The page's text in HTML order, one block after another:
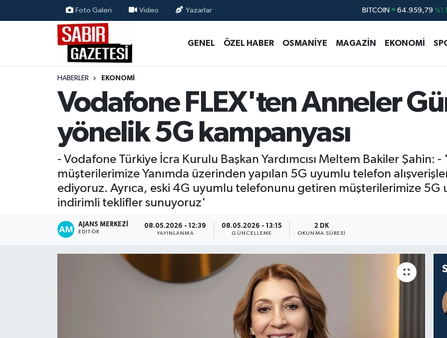
Foto Galeri Video Yazarlar DOLAR 47,7436
STERLİN 64,4811
BITCOIN 64.959,79
GENEL ÖZEL HABER OSMANİYE MAGAZİN EKONOMİ
HABERLER EKONOMI
Vodafone FLEX'ten Anneler
yönelik 5G kampanyası
- Vodafone Türkiye İcra Kurulu Başkan Yardımcısı Meltem Bakiler Şahin:
müşterilerimize Yanımda üzerinden yapılan 5G uyumlu telefon
ediyoruz. Ayrıca, eski 4G uyumlu telefonunu getiren müşterilerimize
indirimli teklifler sunuyoruz'
AJANS MERKEZI
EDITÖR
08.05.2026 - 12:39
YAYINLANMA
08.05.2026 - 13:15
GÜNCELLEME
2 DK
OKUNMA SÜRESI
ÖZEL HABER
MAGAZİN
EKONOMİ
RESMİ İLANLAR
Osmaniye Nöbetçi Eczaneler
Osmaniye Hava Durumu
Süper Lig Puan Durumu ve Fikstür
Tüm Manşetler
Son Dakika Haberleri
Haber Arşivi